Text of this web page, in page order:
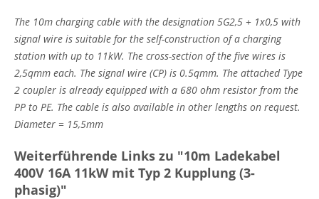
The 10m charging cable with the designation 5G2,5 + 1x0,5 with
signal wire is suitable for the self-construction of a charging
station with up to 11kW. The cross-section of the five wires is
2,5qmm each. The signal wire (CP) is 0.5qmm. The attached Type
2 coupler is already equipped with a 680 ohm resistor from the
PP to PE. The cable is also available in other lengths on request.
Diameter = 15,5mm
Weiterführende Links zu "10m Ladekabel
400V 16A 11kW mit Typ 2 Kupplung (3-
phasig)"